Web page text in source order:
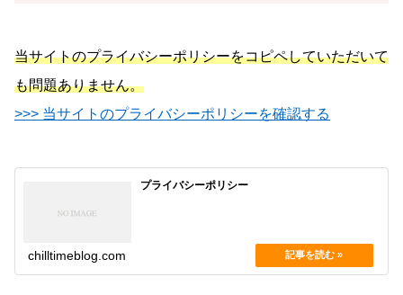
当サイトのプライバシーポリシーをコピペしていただいて
も問題ありません。
>>> 当サイトのプライバシーポリシーを確認する
プライバシーポリシー
chilltimeblog.com